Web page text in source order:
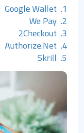
1. Google Wallet
2. We Pay
3. 2Checkout
4. Authorize.Net
5. Skrill